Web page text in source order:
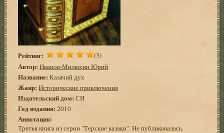
Рейтинг: (3)
Автор: Иванов-Милюхин Юрий
Название: Казачий дух
Жанр: Исторические приключения
Издательский дом: СИ
Год издания: 2010
Аннотация:
Третья книга из серии "Терские казаки". Не публиковалась.